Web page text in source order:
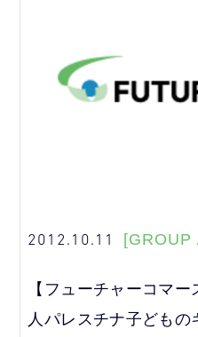
2012.10.11 [GROUP
【フューチャーコマ
人パレスチナ子ども